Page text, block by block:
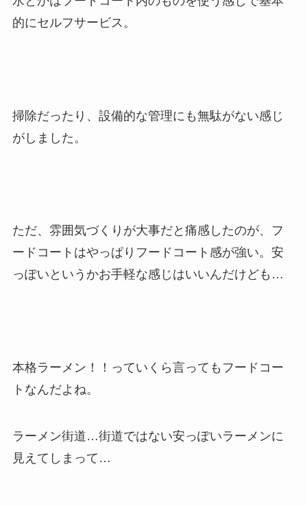
的にセルフサービス。
掃除だったり、設備的な管理にも無駄がない感じ
がしました。
ただ、雰囲気づくりが大事だと痛感したのが、フ
ードコートはやっぱりフードコート感が強い。安
っぽいというかお手軽な感じはいいんだけども…
本格ラーメン！！っていくら言ってもフードコー
トなんだよね。
ラーメン街道…街道ではない安っぽいラーメンに
見えてしまって…